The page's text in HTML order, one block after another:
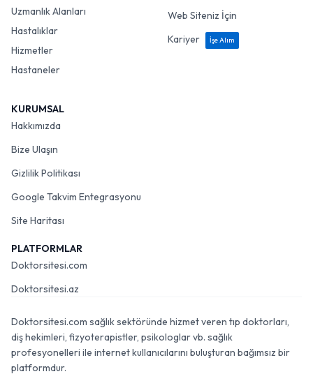
Uzmanlık Alanları
Hastalıklar
Hizmetler
Hastaneler
Web Siteniz İçin
Kariyer
İşe Alım
KURUMSAL
Hakkımızda
Bize Ulaşın
Gizlilik Politikası
Google Takvim Entegrasyonu
Site Haritası
PLATFORMLAR
Doktorsitesi.com
Doktorsitesi.az
Doktorsitesi.com sağlık sektöründe hizmet veren tıp doktorları,
diş hekimleri, fizyoterapistler, psikologlar vb. sağlık
profesyonelleri ile internet kullanıcılarını buluşturan bağımsız bir
platformdur.